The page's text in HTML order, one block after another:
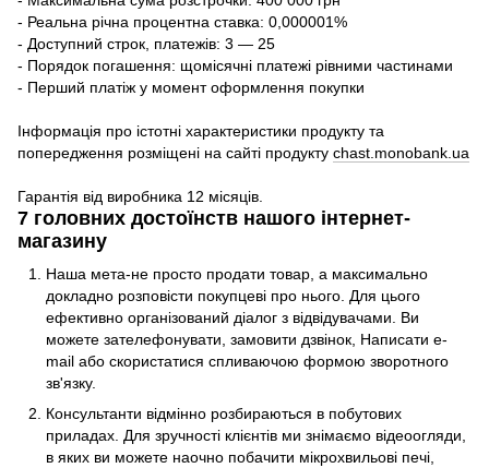
- Реальна річна процентна ставка: 0,000001%
- Доступний строк, платежів: 3 — 25
- Порядок погашення: щомісячні платежі рівними частинами
- Перший платіж у момент оформлення покупки
Інформація про істотні характеристики продукту та
попередження розміщені на сайті продукту chast.monobank.ua
Гарантія від виробника 12 місяців.
7 головних достоїнств нашого інтернет-
магазину
Наша мета-не просто продати товар, а максимально
докладно розповісти покупцеві про нього. Для цього
ефективно організований діалог з відвідувачами. Ви
можете зателефонувати, замовити дзвінок, Написати e-
mail або скористатися спливаючою формою зворотного
зв'язку.
Консультанти відмінно розбираються в побутових
приладах. Для зручності клієнтів ми знімаємо відеоогляди,
в яких ви можете наочно побачити мікрохвильові печі,